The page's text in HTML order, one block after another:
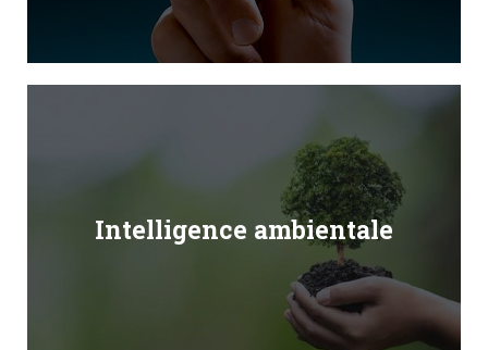
Intelligence ambientale